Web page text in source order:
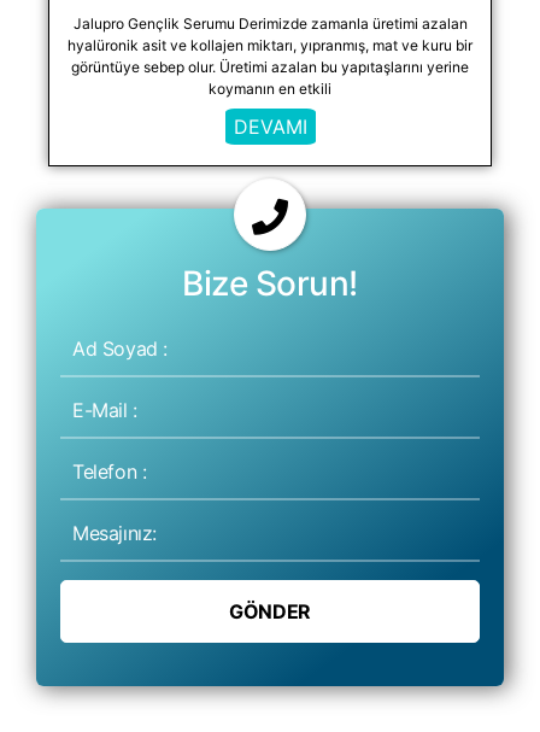
Jalupro Gençlik Serumu Derimizde zamanla üretimi azalan
hyalüronik asit ve kollajen miktarı, yıpranmış, mat ve kuru bir
görüntüye sebep olur. Üretimi azalan bu yapıtaşlarını yerine
koymanın en etkili
DEVAMI
Bize Sorun!